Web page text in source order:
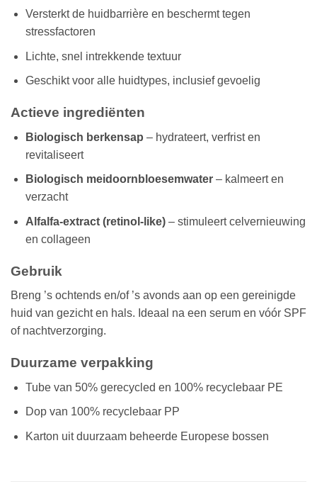
Versterkt de huidbarrière en beschermt tegen
stressfactoren
Lichte, snel intrekkende textuur
Geschikt voor alle huidtypes, inclusief gevoelig
Actieve ingrediënten
Biologisch berkensap – hydrateert, verfrist en
revitaliseert
Biologisch meidoornbloesemwater– kalmeert en
verzacht
Alfalfa‑extract (retinol‑like)– stimuleert celvernieuwing
en collageen
Gebruik
Breng ’s ochtends en/of ’s avonds aan op een gereinigde
huid van gezicht en hals. Ideaal na een serum en vóór SPF
of nachtverzorging.
Duurzame verpakking
Tube van 50% gerecycled en 100% recyclebaar PE
Dop van 100% recyclebaar PP
Karton uit duurzaam beheerde Europese bossen